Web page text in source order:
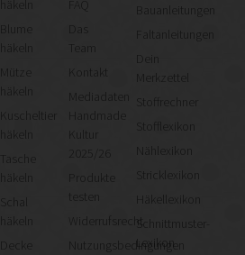
häkeln
häkeln
Mütze
häkeln
Kuscheltier
Tasche
häkeln
Das
Team
Kontakt
Mediadaten
Kultur
2025/26
Produkte
testen
Widerrufsrecht
Nutzungsbedingungen
Bauanleitungen
Faltanleitungen
Merkzettel
Stoffrechner
Stofflexikon
Nählexikon
Stricklexikon
Häkellexikon
Schnittmuster-
Lexikon